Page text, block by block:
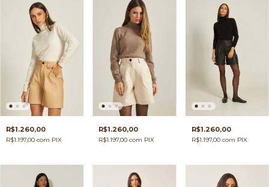
R$1.260,00
R$1.197,00 com PIX
R$1.260,00
R$1.197,00com PIX
R$1.260,00
R$1.197,00 com PIX